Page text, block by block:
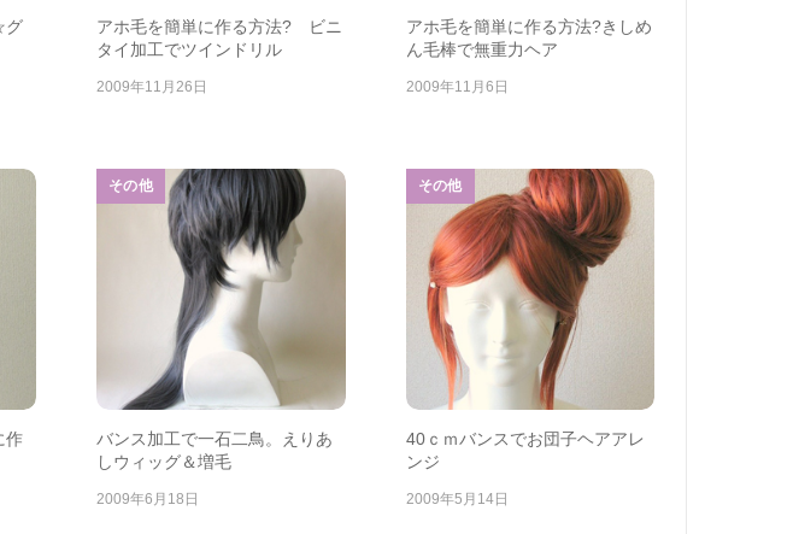
グ
アホ毛を簡単に作る方法? ビニ
タイ加工でツインドリル
2009年11月26日
アホ毛を簡単に作る方法?きしめ
ん毛棒で無重力ヘア
2009年11月6日
作
その他
バンス加工で一石二鳥。えりあ
しウィッグ＆増毛
2009年6月18日
その他
40ｃｍバンスでお団子ヘアアレ
ンジ
2009年5月14日